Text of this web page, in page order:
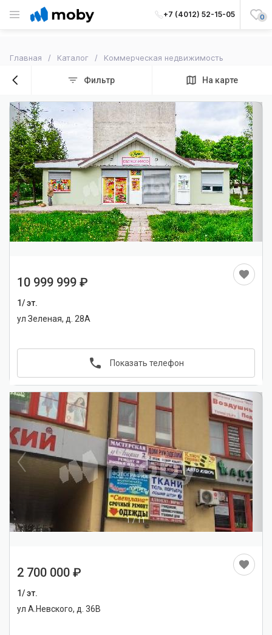
+7 (4012) 52-15-05 0
Главная Каталог Kоммерческая недвижимость
Фильтр На карте
1/22
10 999 999
1/ эт.
ул Зеленая, д. 28А
Показать телефон
1/11
2 700 000
1/ эт.
ул А.Невского, д. 36В